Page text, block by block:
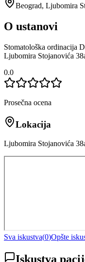
Beograd, Ljubomira
O ustanovi
Stomatološka ordinacija
Ljubomira Stojanovića
0.0
Prosečna ocena
Lokacija
Ljubomira Stojanovića
Sva iskustva(0)Opšte
Iskustva